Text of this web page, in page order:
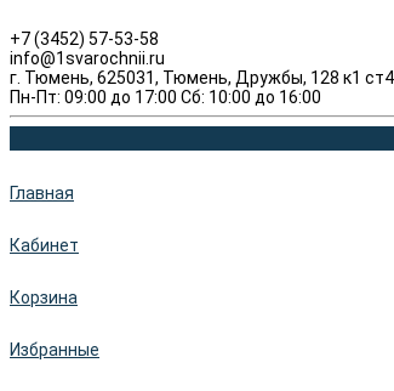
+7 (3452) 57-53-58
info@1svarochnii.ru
г. Тюмень, 625031, Тюмень, Дружбы, 128 к1 ст4
Пн-Пт: 09:00 до 17:00 Сб: 10:00 до 16:00
Главная
Кабинет
Корзина
Избранные